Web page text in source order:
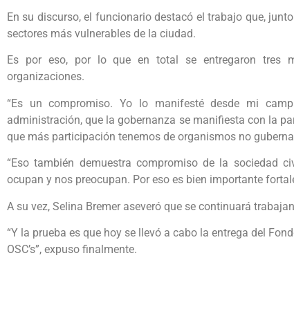
En su discurso, el funcionario destacó el trabajo que,
sectores más vulnerables de la ciudad.
Es por eso, por lo que en total se entregaron tres
organizaciones.
“Es un compromiso. Yo lo manifesté desde mi
administración, que la gobernanza se manifiesta con la
que más participación tenemos de organismos no
“Eso también demuestra compromiso de la sociedad
ocupan y nos preocupan. Por eso es bien importante
A su vez, Selina Bremer aseveró que se continuará
“Y la prueba es que hoy se llevó a cabo la entrega del
OSC’s”, expuso finalmente.